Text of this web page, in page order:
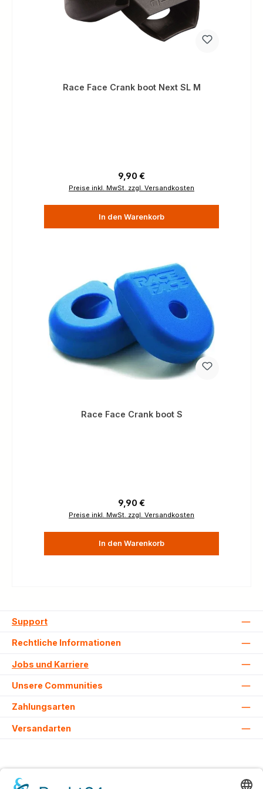
Race Face Crank boot Next SL M
Regulärer Preis:
9,90 €
Preise inkl. MwSt. zzgl. Versandkosten
In den Warenkorb
Race Face Crank boot S
Regulärer Preis:
9,90 €
Preise inkl. MwSt. zzgl. Versandkosten
In den Warenkorb
Support
Rechtliche Informationen
Jobs und Karriere
Unsere Communities
Zahlungsarten
Versandarten
Alle Preise inkl. gesetzl. Mehrwertsteuer zzgl.
und ggf.